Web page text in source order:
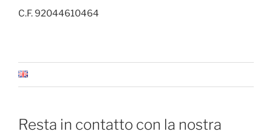
C.F. 92044610464
Resta in contatto con la nostra